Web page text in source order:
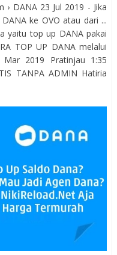
› DANA 23 Jul 2019 - Jika
ke OVO atau dari ...
yaitu top up DANA pakai
TOP UP DANA melalui
2019 Pratinjau 1:35
TANPA ADMIN Hatiria